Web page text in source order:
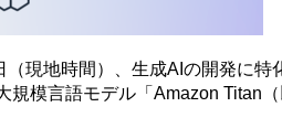
現地時間）、生成AIの開発に特
規模言語モデル「Amazon Titan